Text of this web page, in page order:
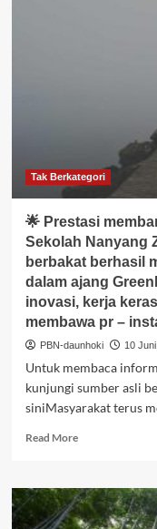
Tak Berkategori
🌟 Prestasi
Sekolah Nanyang
berbakat berhasil
dalam ajang
inovasi, kerja
membawa pr –
PBN-daunhoki 10
Untuk membaca
kunjungi sumber asli
siniMasyarakat terus
Read MoreRead
🌟
Prestasi
membanggakan